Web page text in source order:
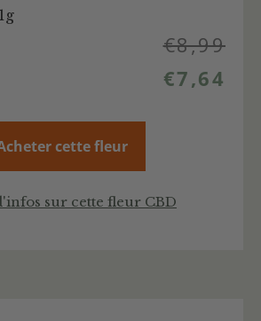
€8,99
€7,64
cette fleur
sur cette fleur CBD